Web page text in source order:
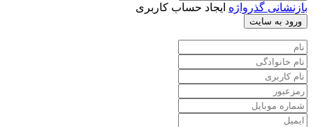
بازنشانی گذرواژه ایجاد حساب کاربری
ورود به سایت